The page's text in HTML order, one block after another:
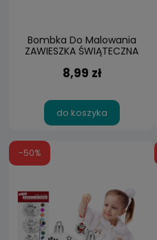
Bombka Do Malowania
ZAWIESZKA ŚWIĄTECZNA
8,99 zł
do koszyka
-50%